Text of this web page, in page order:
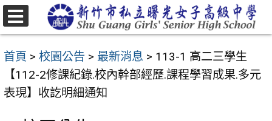
跳
至
要
容
首頁 > 校園公告 > 最新消息 > 113-1 高二三學生
【112-2修課紀錄.校內幹部經歷.課程學習成果.多元
表現】收訖明細通知
選
單